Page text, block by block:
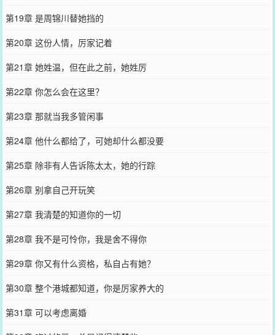
第19章 是周锦川替她挡的
第20章 这份人情，厉家记着
第21章 她姓温，但在此之前，她姓厉
第22章 你怎么会在这里？
第23章 那就当我多管闲事
第24章 他什么都给了，可她却什么都没要
第25章 除非有人告诉陈太太，她的行踪
第26章 别拿自己开玩笑
第27章 我清楚的知道你的一切
第28章 我不是可怜你，我是舍不得你
第29章 你又有什么资格，私自占有她？
第30章 整个港城都知道，你是厉家养大的
第31章 可以考虑离婚